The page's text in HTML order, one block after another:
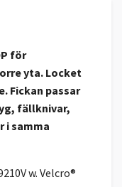
för
yta. Locket
Fickan passar
fällknivar,
i samma
w. Velcro®